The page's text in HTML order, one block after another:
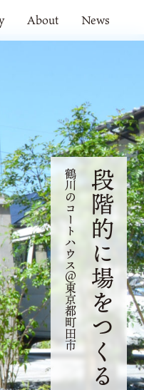
About News
段階的に場をつくる
鶴川のコートハウス＠東京都町田市